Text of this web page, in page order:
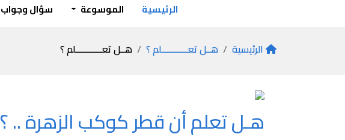
الرئيسية الموسوعة سؤال وجواب
الرئيسية هــل تعـــــــــــلم ؟ هــل تعـــــــــــلم ؟
هـل تعلم أن قطر كوكب الزهرة .. ؟